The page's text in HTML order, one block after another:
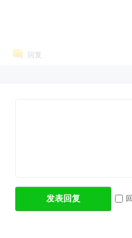
回复
发表回复